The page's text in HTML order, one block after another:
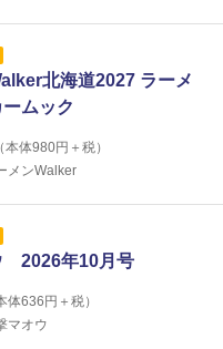
北海道2027 ラーメ
ムック
本体980円＋税）
メンWalker
2026年10月号
体636 円＋税）
マオウ